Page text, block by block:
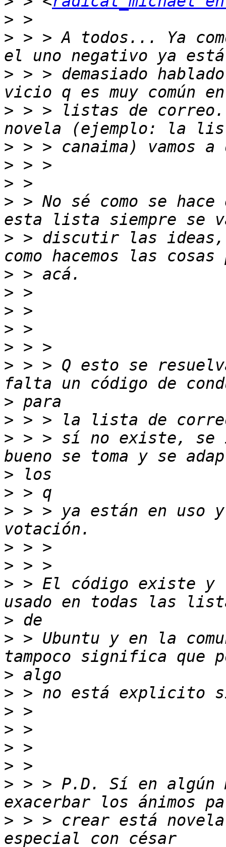
>
> > > A todos... Ya
> > > demasiado
> > > listas de correo.
>
>
>
> > No sé como se
> > discutir las ideas,
>
>
>
>
>
> > > Q esto se
>
>
> > > sí no existe, se
>
>
> > > ya están en uso
>
>
> > El código existe y
>
> > Ubuntu y en la
>
>
>
>
>
>
> > > P.D. Sí en algún
> > > crear está